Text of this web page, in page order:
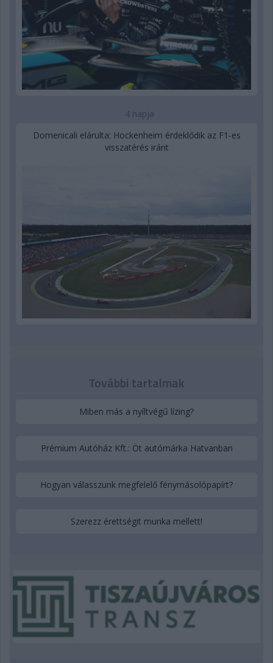
4 napja
Domenicali elárulta: Hockenheim érdeklődik az F1-es
visszatérés iránt
További tartalmak
Miben más a nyíltvégű lízing?
Prémium Autóház Kft.: Öt autómárka Hatvanban
Hogyan válasszunk megfelelő fénymásolópapírt?
Szerezz érettségit munka mellett!